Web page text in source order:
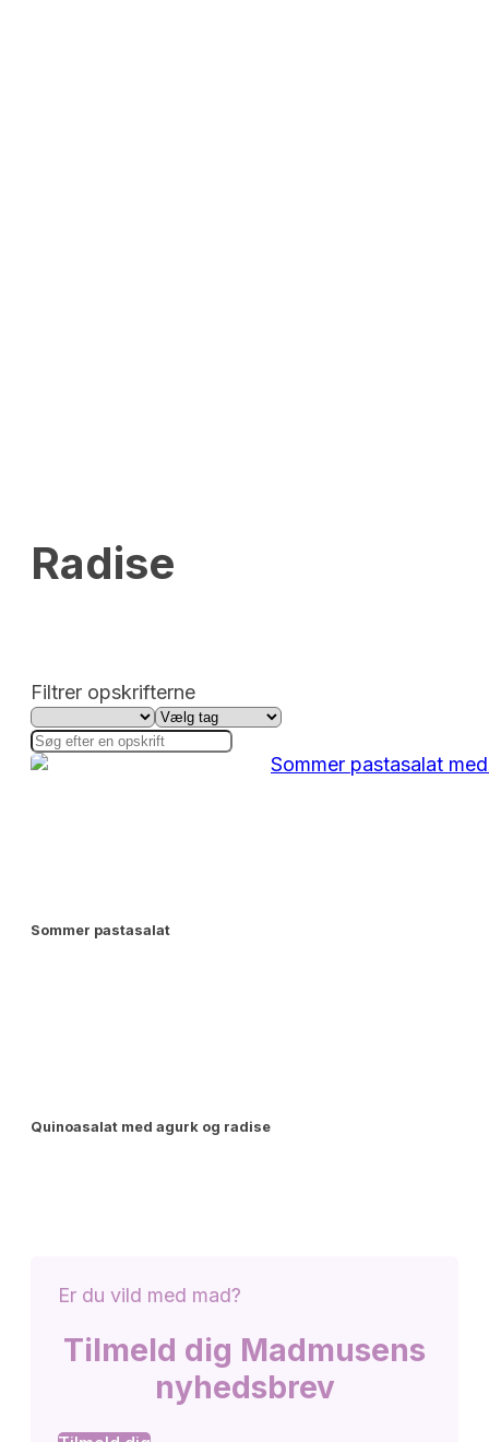
Radise
Filtrer opskrifterne
Sommer pastasalat
Quinoasalat med agurk og radise
Er du vild med mad?
Tilmeld dig Madmusens
nyhedsbrev